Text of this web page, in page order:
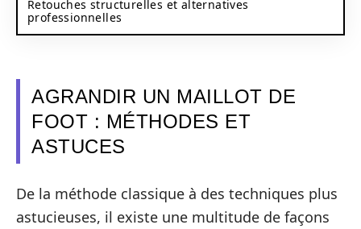
Retouches structurelles et alternatives
professionnelles
AGRANDIR UN MAILLOT DE
FOOT : MÉTHODES ET
ASTUCES
De la méthode classique à des techniques plus
astucieuses, il existe une multitude de façons